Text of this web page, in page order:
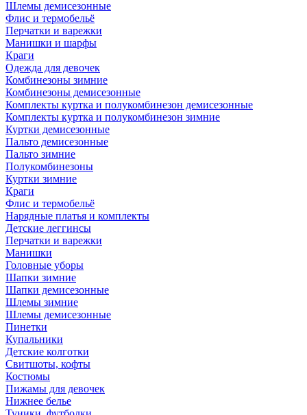
Шлемы демисезонные
Флис и термобельё
Перчатки и варежки
Манишки и шарфы
Краги
Одежда для девочек
Комбинезоны зимние
Комбинезоны демисезонные
Комплекты куртка и полукомбинезон демисезонные
Комплекты куртка и полукомбинезон зимние
Куртки демисезонные
Пальто демисезонные
Пальто зимние
Полукомбинезоны
Куртки зимние
Краги
Флис и термобельё
Нарядные платья и комплекты
Детские леггинсы
Перчатки и варежки
Манишки
Головные уборы
Шапки зимние
Шапки демисезонные
Шлемы зимние
Шлемы демисезонные
Пинетки
Купальники
Детские колготки
Свитшоты, кофты
Костюмы
Пижамы для девочек
Нижнее белье